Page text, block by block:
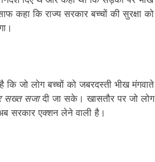
कहा कि राज्य सरकार बच्चों की सुरक्षा को
जो लोग बच्चों को जबरदस्ती भीख मंगवाते
सख्त सजादी जा सके। खासतौर पर जो लोग
सरकार एक्शन लेने वाली है।